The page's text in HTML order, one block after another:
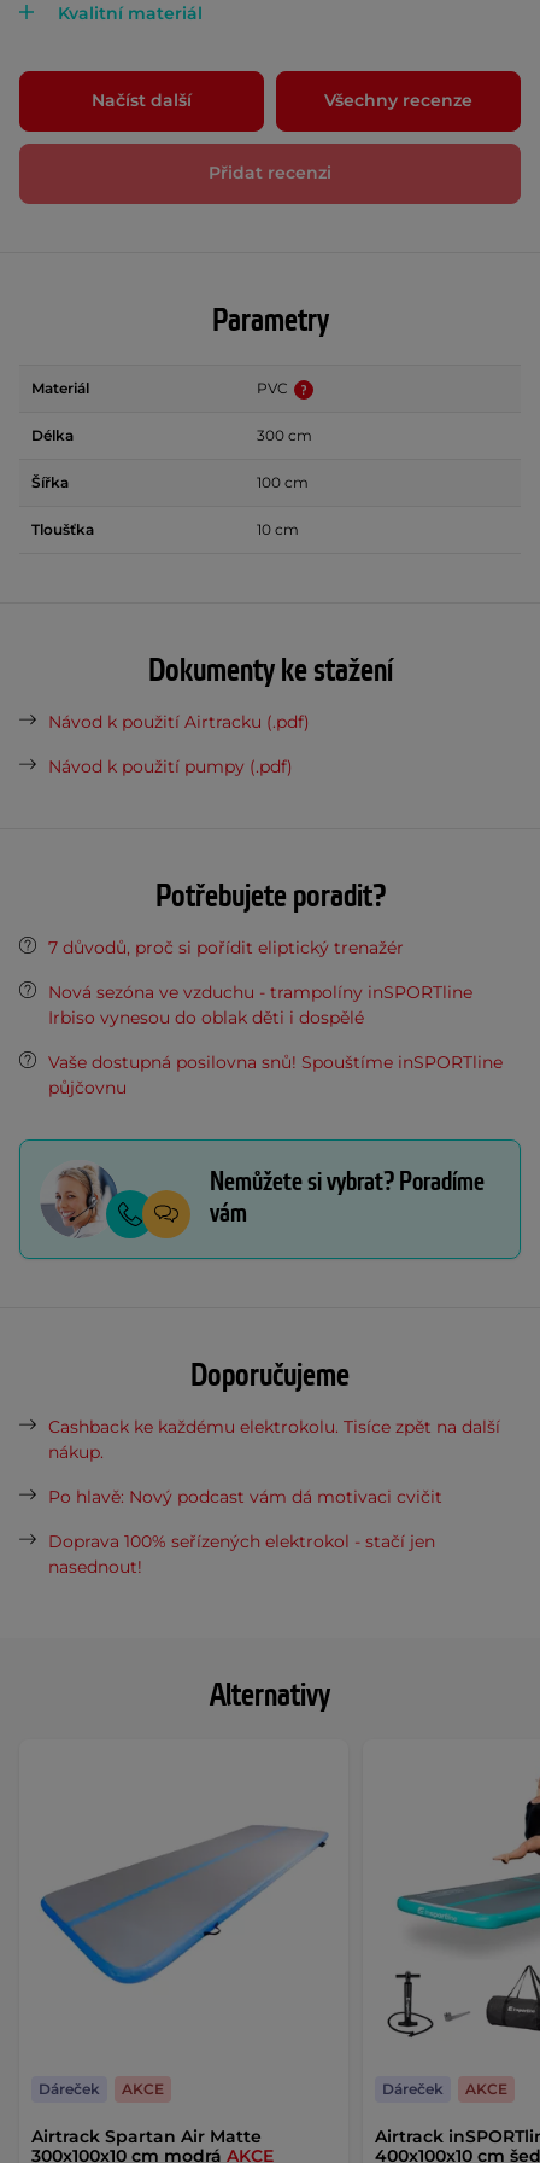
Alternativy
Airtrack Spartan Air Matte
300x100x10 cm modrá AKCE
Dáreček AKCE
Airtrack
400x100x10 cm
Dáreček AKCE
Kvalitní materiál
Načíst další Všechny recenze
Přidat recenzi
Parametry
Materiál PVC
Délka 300 cm
Šířka 100 cm
Tloušťka 10 cm
Dokumenty ke stažení
Návod k použití Airtracku (.pdf)
Návod k použití pumpy (.pdf)
Potřebujete poradit?
7 důvodů, proč si pořídit eliptický trenažér
Nová sezóna ve vzduchu - trampolíny inSPORTline
Irbiso vynesou do oblak děti i dospělé
Vaše dostupná posilovna snů! Spouštíme inSPORTline
půjčovnu
Nemůžete si vybrat? Poradíme
vám
Doporučujeme
Cashback ke každému elektrokolu. Tisíce zpět na další
nákup.
Po hlavě: Nový podcast vám dá motivaci cvičit
Doprava 100% seřízených elektrokol - stačí jen
nasednout!